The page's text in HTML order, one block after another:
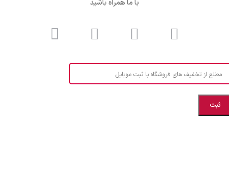
با ما همراه باشید
مطلع از تخفیف های فروشگاه با ثبت موبایل